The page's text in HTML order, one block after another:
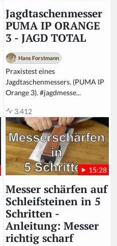
Jagdtaschenmesser
PUMA IP ORANGE
3 - JAGD TOTAL
Hans Forstmann
Praxistest eines
Jagdtaschenmessers. (PUMA IP
Orange 3). #jagdmesse...
3.412
15:28
Messer schärfen auf
Schleifsteinen in 5
Schritten -
Anleitung: Messer
richtig scharf